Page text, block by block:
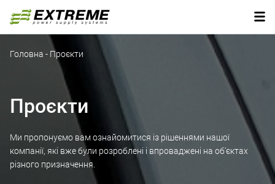
Головна - Проєкти
Проєкти
Ми пропонуємо вам ознайомитися із рішеннями нашої
компанії, які вже були розроблені і впроваджені на об'єктах
різного призначення.